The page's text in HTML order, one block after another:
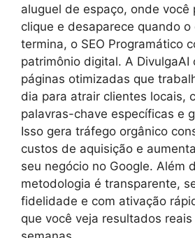
aluguel de espaço, onde você
clique e desaparece quando o
termina, o SEO Programático
patrimônio digital. A DivulgaAI
páginas otimizadas que
dia para atrair clientes locais,
palavras-chave específicas e
Isso gera tráfego orgânico
custos de aquisição e
seu negócio no Google. Além
metodologia é transparente,
fidelidade e com ativação
que você veja resultados